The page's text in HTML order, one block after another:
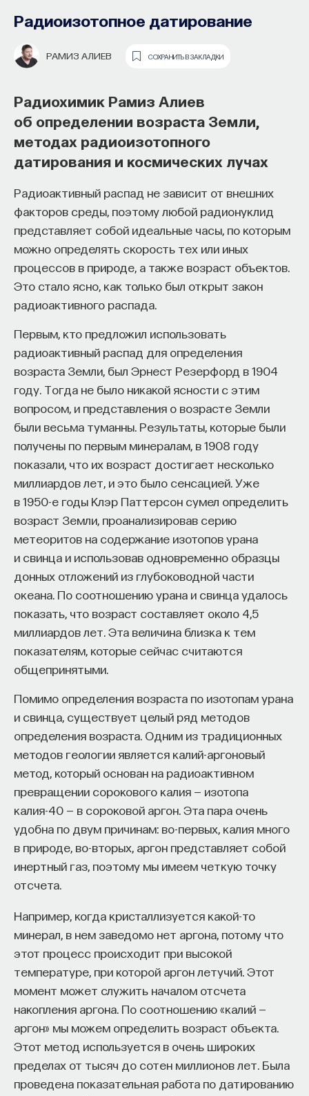
Радиоизотопное датирование
РАМИЗ АЛИЕВ СОХРАНИТЬ В ЗАКЛАДКИ
Радиохимик Рамиз Алиев
об определении возраста Земли,
методах радиоизотопного
датирования и космических лучах
Радиоактивный распад не зависит от внешних
факторов среды, поэтому любой радионуклид
представляет собой идеальные часы, по которым
можно определять скорость тех или иных
процессов в природе, а также возраст объектов.
Это стало ясно, как только был открыт закон
радиоактивного распада.
Первым, кто предложил использовать
радиоактивный распад для определения
возраста Земли, был Эрнест Резерфорд в 1904
году. Тогда не было никакой ясности с этим
вопросом, и представления о возрасте Земли
были весьма туманны. Результаты, которые были
получены по первым минералам, в 1908 году
показали, что их возраст достигает несколько
миллиардов лет, и это было сенсацией. Уже
в 1950-е годы Клэр Паттерсон сумел определить
возраст Земли, проанализировав серию
метеоритов на содержание изотопов урана
и свинца и использовав одновременно образцы
донных отложений из глубоководной части
океана. По соотношению урана и свинца удалось
показать, что возраст составляет около 4,5
миллиардов лет. Эта величина близка к тем
показателям, которые сейчас считаются
общепринятыми.
Помимо определения возраста по изотопам урана
и свинца, существует целый ряд методов
определения возраста. Одним из традиционных
методов геологии является калий-аргоновый
метод, который основан на радиоактивном
превращении сорокового калия — изотопа
калия-40 — в сороковой аргон. Эта пара очень
удобна по двум причинам: во-первых, калия много
в природе, во-вторых, аргон представляет собой
инертный газ, поэтому мы имеем четкую точку
отсчета.
Например, когда кристаллизуется какой-то
минерал, в нем заведомо нет аргона, потому что
этот процесс происходит при высокой
температуре, при которой аргон летучий. Этот
момент может служить началом отсчета
накопления аргона. По соотношению «калий —
аргон» мы можем определить возраст объекта.
Этот метод используется в очень широких
пределах от тысяч до сотен миллионов лет. Была
проведена показательная работа по датированию
образования и рынок труда —
«Мыслить как учёный» #57
Зачем университету длинный
горизонт планирования и как
ИИ меняет саму организацию
мышления и обучения
В новом эпизоде «Мыслить как ученый»
Максутов
беседует с Ульяной Раведовской
о том,
зачем университет нужен в эпоху ИИ и почему
высшее образование нельзя сводить к быстрой
подготовке под нужды рынка.
Они обсуждают, как университеты выбирают
образования раскрываются на длинной дистанции,
и что на самом деле должен уметь студент,
выходящий в сложный и быстро меняющийся мир.
А еще — почему ИИ не стоит просто запрещать,
как использовать его для диалога, и зачем
университету учить не только знаниям, но и самой
практике мышления и коммуникации.
Основатель ПостНауки Ивар Максутов запускает
проект Naukka Talents.
Это глобальная экосистема для поиска и найма
STEM-специалистов (Science, Technology,
Engineering, Mathematics) в самые амбициозные
Deep-Tech и Biotech проекты по всему миру. Если
вы занимаетесь биоинформатикой, молекулярной
биологией, ИИ или другими наукоемкими
дисциплинами, проект поможет вам найти место
в командах, меняющих индустрию.
Заполнить анкету кандидата
Посмотреть текущие вакансии
Образование работает дольше,
чем кажется
«Тема кажется простой: мы определяем цели,
движемся к ним — и дальше все должно
работать. Но в реальности с целеполаганием все
намного сложнее. Проблема не только
проявиться через несколько лет. Ключевой
эффект образования не раскрывается в тот
момент, когда выпускник выходит на работу, —
тогда все только начинается. Дальше человек
адаптируется и еще много лет пользуется тем,
что получил в университете. Если задуматься, как
долго он опирается на свое первое образование,
речь идет не о нескольких годах,
а о десятилетиях».